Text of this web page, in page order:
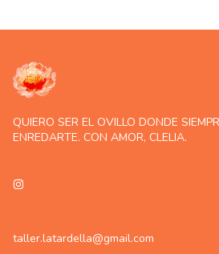
QUIERO SER EL OVILLO DONDE
ENREDARTE. CON AMOR, CLELIA.
taller.latardella@gmail.com